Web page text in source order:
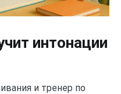
интонации
и тренер по